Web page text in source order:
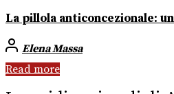
La pillola anticoncezionale:
Elena Massa
Read more